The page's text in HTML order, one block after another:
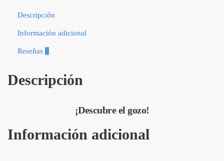
Descripción
Información adicional
Reseñas 0
Descripción
¡Descubre el gozo!
Información adicional